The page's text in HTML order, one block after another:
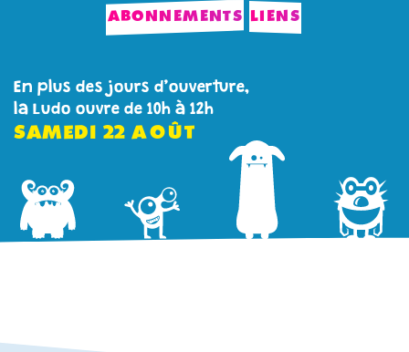
ABONNEMENTS LIENS
En plus des jours d’ouverture,
la Ludo ouvre de 10h à 12h
SAMEDI 22 AOÛT